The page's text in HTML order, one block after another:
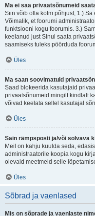
Ma ei saa privaatsõnumeid
Siin võib olla kolm põhjust; 1.)
Võimalik, et foorumi
funktsiooni kogu foorumis. 3.)
keelanud just Sinul saata
saamiseks tuleks pöörduda
Üles
Ma saan soovimatuid
Saad blokeerida kasutajaid
privaatsõnumeid mingilt kindlalt
võivad keelata sellel kasutajal
Üles
Sain rämpsposti ja/või solvava
Meil on kahju kuulda seda,
administraatorile koopia kogu
olevaid meetmeid selle
Üles
Sõbrad ja vaenlased
Mis on sõprade ja vaenlaste